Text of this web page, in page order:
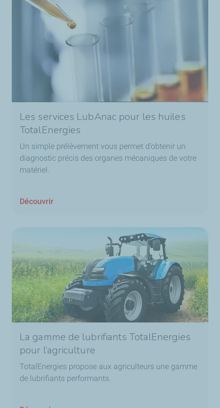
Les services LubAnac pour les huiles
TotalEnergies
Un simple prélèvement vous permet d’obtenir un
diagnostic précis des organes mécaniques de votre
matériel.
Découvrir
La gamme de lubrifiants TotalEnergies
pour l’agriculture
TotalEnergies propose aux agriculteurs une gamme
de lubrifiants performants.